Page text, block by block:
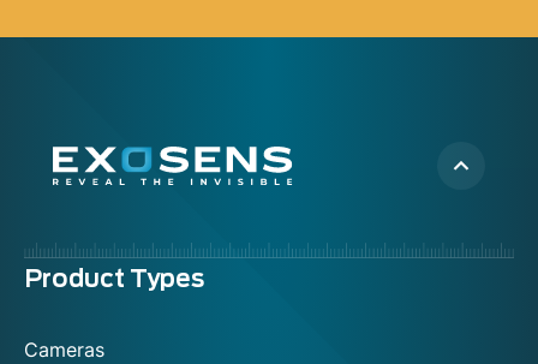
Menu
Product Types
Cameras